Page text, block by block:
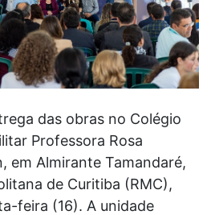
das obras no Colégio
Professora Rosa
em Almirante Tamandaré,
de Curitiba (RMC),
feira (16). A unidade